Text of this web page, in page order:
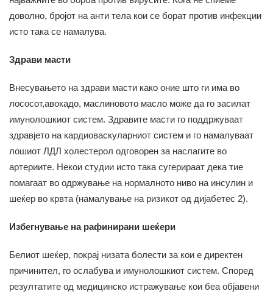
доволно, бројот на анти тела кои се борат против инфекции
исто така се намалува.
Здрави масти
Внесувањето на здрави масти како оние што ги има во
лососот,авокадо, маслиновото масло може да го засилат
имунолошкиот систем. Здравите масти го поддржуваат
здравјето на кардиоваскуларниот систем и го намалуваат
лошиот ЛДЛ холестерол одговорен за наслагите во
артериите. Некои студии исто така сугерираат дека тие
помагаат во одржување на нормалното ниво на инсулин и
шеќер во крвта (намалување на ризикот од дијабетес 2).
Избегнување на рафинирани шеќери
Белиот шеќер, покрај низата болести за кои е директен
причинител, го ослабува и имунолошкиот систем. Според
резултатите од медицинско истражување кои беа објавени